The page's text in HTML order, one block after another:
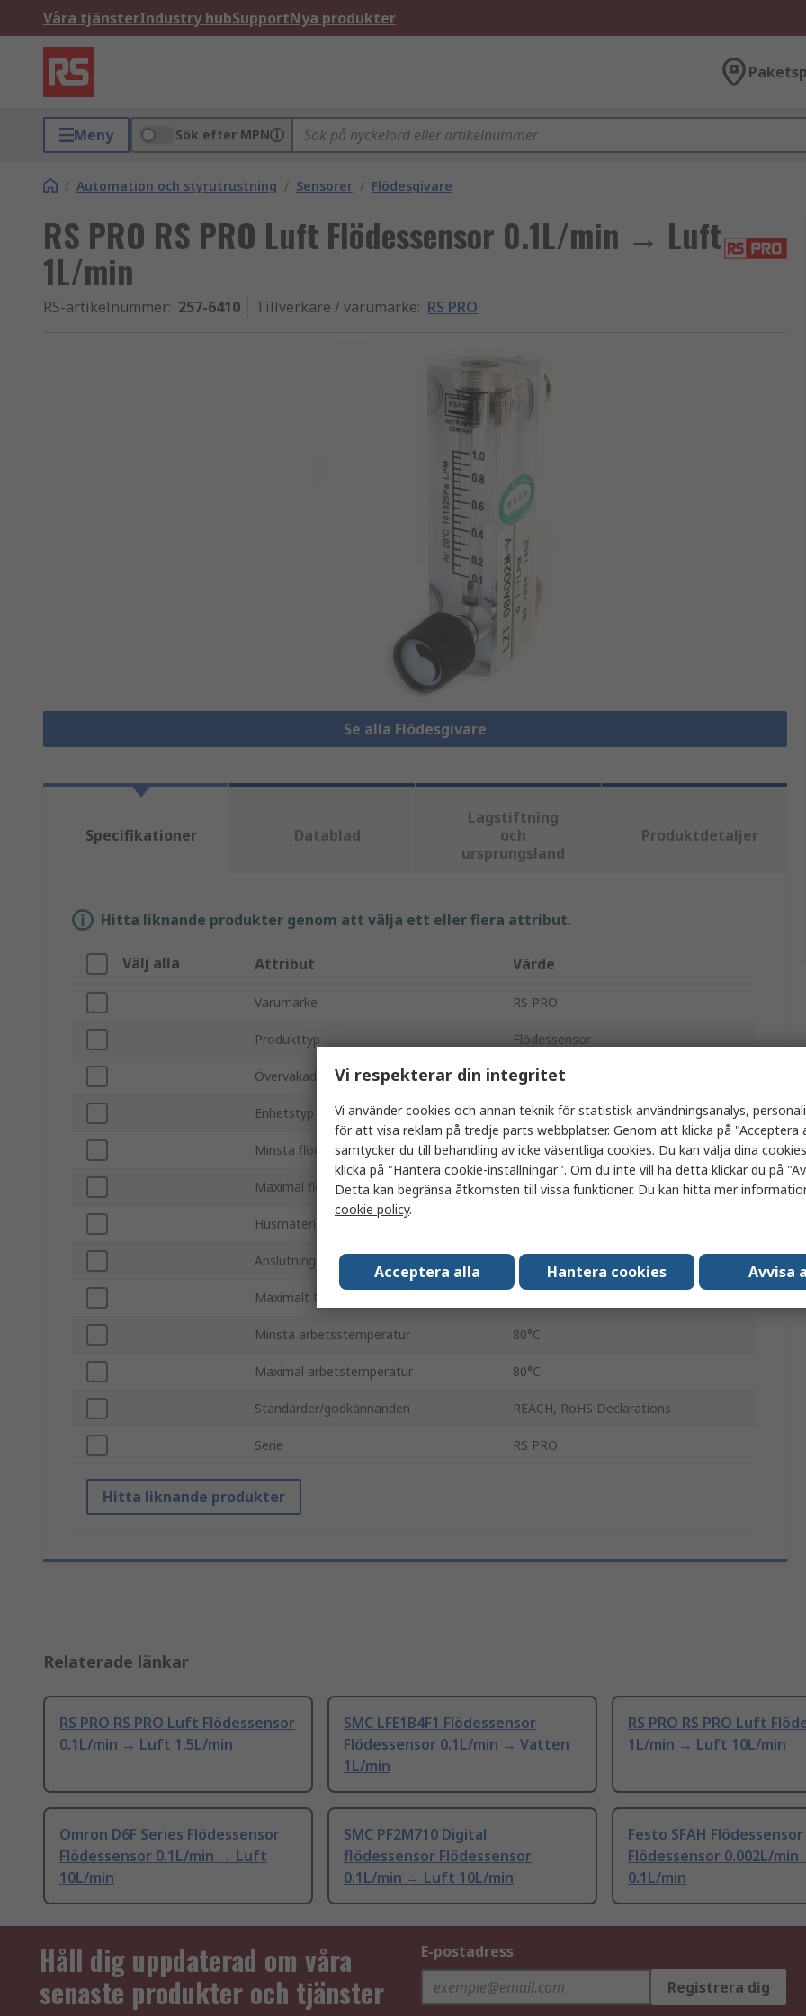
Våra tjänsterIndustry hubSupportNya produkter
Meny Sök efter MPN
/ Automation och styrutrustning / Sensorer / Flödesgivare
RS PRO RS PRO Luft Flödessensor 0.1L/min → Luft
1L/min
RS-artikelnummer: 257-6410 Tillverkare / varumärke: RS PRO
Se alla Flödesgivare
Specifikationer Datablad
Lagstiftning
och
ursprungsland
Produktdetaljer
Hitta liknande produkter genom att välja ett eller flera attribut.
Välj alla Attribut Värde
Varumärke RS PRO
Produkttyp Flödessensor
Övervakad media Luft
Enhetstyp Luft
Minsta flödeshastighet 0.1L/min
Maximal flödeshastighet 1L/min
Husmaterial
Anslutningstyp Rör
Maximalt tryck
Minsta arbetsstemperatur 80°C
Maximal arbetstemperatur 80°C
Standarder/godkännanden REACH, RoHS Declarations
Serie RS PRO
Hitta liknande produkter
Relaterade länkar
RS PRO RS PRO Luft Flödessensor
0.1L/min → Luft 1.5L/min
SMC LFE1B4F1 Flödessensor
Flödessensor 0.1L/min → Vatten
1L/min
RS PRO RS PRO Luft
1L/min → Luft 10L/min
Omron D6F Series Flödessensor
Flödessensor 0.1L/min → Luft
10L/min
SMC PF2M710 Digital
flödessensor Flödessensor
0.1L/min → Luft 10L/min
Festo SFAH Flödessensor
Flödessensor 0.002L/
0.1L/min
Håll dig uppdaterad om våra
senaste produkter och tjänster
E-postadress
Registrera dig
Vi respekterar din integritet
Vi använder cookies och annan teknik för statistisk användningsanalys,
för att visa reklam på tredje parts webbplatser. Genom att klicka på "Acceptera
samtycker du till behandling av icke väsentliga cookies. Du kan välja dina
klicka på "Hantera cookie-inställningar". Om du inte vill ha detta klickar du på
Detta kan begränsa åtkomsten till vissa funktioner. Du kan hitta mer
cookie policy.
Acceptera alla Hantera cookies Avvisa